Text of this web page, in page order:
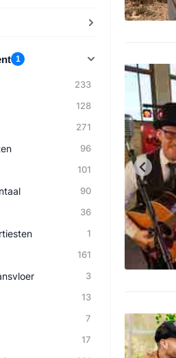
1
233
128
271
96
101
90
36
1
161
3
13
7
17